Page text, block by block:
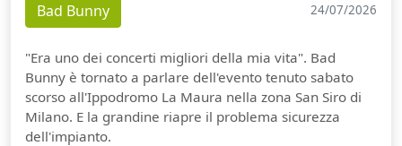
Bad Bunny 24/07/2026
"Era uno dei concerti migliori della mia vita". Bad
Bunny è tornato a parlare dell'evento tenuto sabato
scorso all'Ippodromo La Maura nella zona San Siro di
Milano. E la grandine riapre il problema sicurezza
dell'impianto.